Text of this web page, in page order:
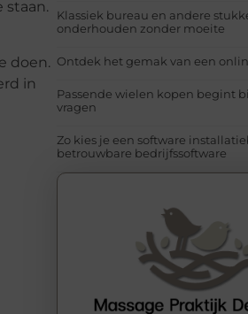
staan.
doen.
in
Klassiek bureau en andere
onderhouden zonder moeite
Ontdek het gemak van een
Passende wielen kopen begint
vragen
Zo kies je een software
betrouwbare bedrijfssoftware